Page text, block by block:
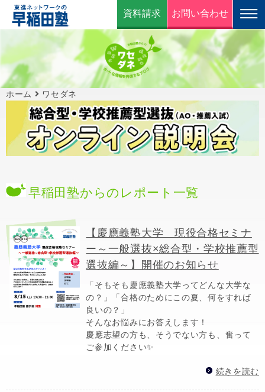
資料請求 お問い合わせ
ホーム ワセダネ
早稲田塾からのレポート一覧
【慶應義塾大学 現役合格セミナ
ー～一般選抜×総合型・学校推薦型
選抜編～】開催のお知らせ
「そもそも慶應義塾大学ってどんな大学な
の？」「合格のためにこの夏、何をすれば
良いの？」
そんなお悩みにお答えします！
慶應志望の方も、そうでない方も、奮って
ご参加ください✨
続きを読む